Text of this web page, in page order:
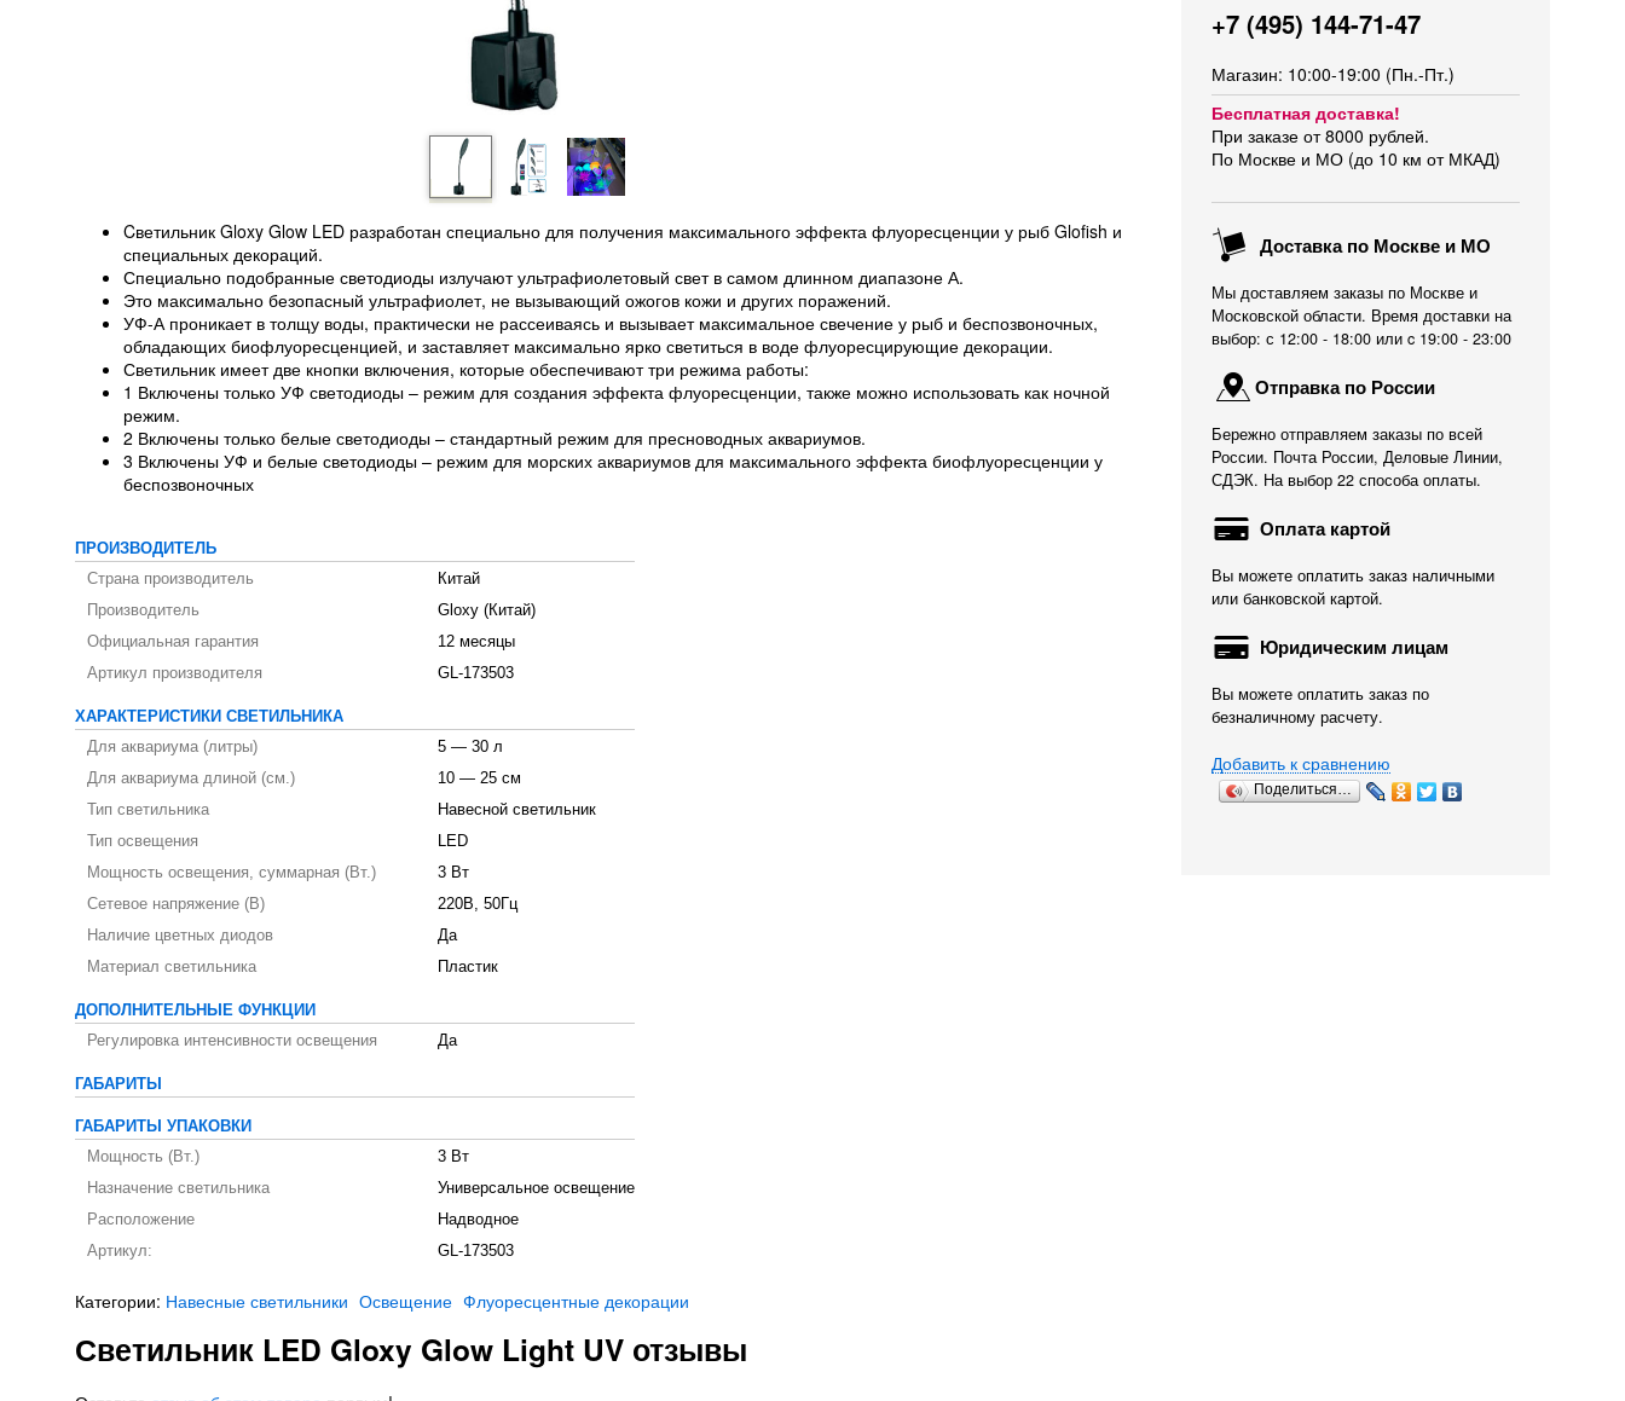
+7 (495) 144-71-47
Магазин: 10:00-19:00 (Пн.-Пт.)
Бесплатная доставка!
При заказе от 8000 рублей.
По Москве и МО (до 10 км от МКАД)
Доставка по Москве и МО
Мы доставляем заказы по Москве и
Московской области. Время доставки на
выбор: с 12:00 - 18:00 или c 19:00 - 23:00
Отправка по России
Бережно отправляем заказы по всей
России. Почта России, Деловые Линии,
СДЭК. На выбор 22 способа оплаты.
Оплата картой
Вы можете оплатить заказ наличными
или банковской картой.
Юридическим лицам
Вы можете оплатить заказ по
безналичному расчету.
Добавить к сравнению
Поделиться…
Cветильник Gloxy Glow LED разработан специально для получения максимального эффекта флуоресценции у рыб Glofish и
специальных декораций.
Специально подобранные светодиоды излучают ультрафиолетовый свет в самом длинном диапазоне А.
Это максимально безопасный ультрафиолет, не вызывающий ожогов кожи и других поражений.
УФ-А проникает в толщу воды, практически не рассеиваясь и вызывает максимальное свечение у рыб и беспозвоночных,
обладающих биофлуоресценцией, и заставляет максимально ярко светиться в воде флуоресцирующие декорации.
Светильник имеет две кнопки включения, которые обеспечивают три режима работы:
1 Включены только УФ светодиоды – режим для создания эффекта флуоресценции, также можно использовать как ночной
режим.
2 Включены только белые светодиоды – стандартный режим для пресноводных аквариумов.
3 Включены УФ и белые светодиоды – режим для морских аквариумов для максимального эффекта биофлуоресценции у
беспозвоночных
ПРОИЗВОДИТЕЛЬ
Страна производитель
Китай
Производитель
Gloxy (Китай)
Официальная гарантия
12 месяцы
Артикул производителя
GL-173503
ХАРАКТЕРИСТИКИ СВЕТИЛЬНИКА
Для аквариума (литры)
5 — 30 л
Для аквариума длиной (см.)
10 — 25 см
Тип светильника
Навесной светильник
Тип освещения
LED
Мощность освещения, суммарная (Вт.)
3 Вт
Сетевое напряжение (В)
220В, 50Гц
Наличие цветных диодов
Да
Материал светильника
Пластик
ДОПОЛНИТЕЛЬНЫЕ ФУНКЦИИ
Регулировка интенсивности освещения
Да
ГАБАРИТЫ
ГАБАРИТЫ УПАКОВКИ
Мощность (Вт.)
3 Вт
Назначение светильника
Универсальное освещение
Расположение
Надводное
Артикул:
GL-173503
Категории: Навесные светильники Освещение Флуоресцентные декорации
Светильник LED Gloxy Glow Light UV отзывы